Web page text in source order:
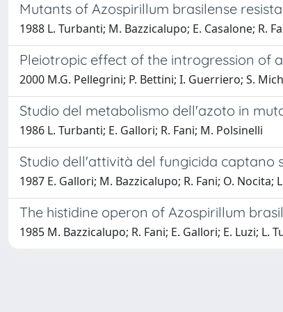
Mutants of Azospirillum brasilense
1988 L. Turbanti; M. Bazzicalupo; E. Casalone; R.
Pleiotropic effect of the introgression of
2000 M.G. Pellegrini; P. Bettini; I. Guerriero; S.
Studio del metabolismo dell'azoto in
1986 L. Turbanti; E. Gallori; R. Fani; M. Polsinelli
Studio dell'attività del fungicida captano
1987 E. Gallori; M. Bazzicalupo; R. Fani; O. Nocita;
The histidine operon of Azospirillum
1985 M. Bazzicalupo; R. Fani; E. Gallori; E. Luzi; L.